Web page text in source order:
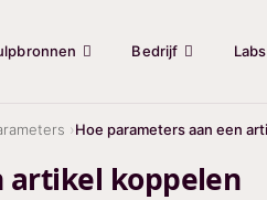
Bedrijf Labs
Hoe parameters aan een
artikel koppelen